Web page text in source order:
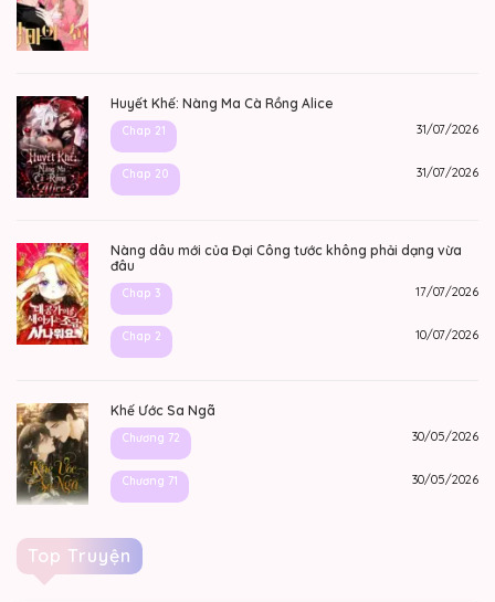
Huyết Khế: Nàng Ma Cà Rồng Alice
Chap 21 31/07/2026
Chap 20 31/07/2026
Nàng dâu mới của Đại Công tước không phải dạng vừa
đâu
Chap 3 17/07/2026
Chap 2 10/07/2026
Khế Ước Sa Ngã
Chương 72 30/05/2026
Chương 71 30/05/2026
Top Truyện